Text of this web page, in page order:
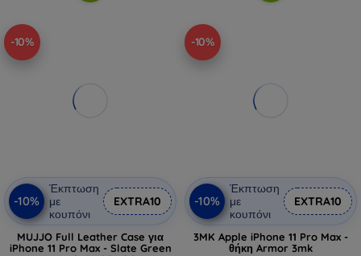
-10%
-10%
Έκπτωση
με
κουπόνι
EXTRA10
MUJJO Full Leather Case για
iPhone 11 Pro Max - Slate Green
-10%
-10%
Έκπτωση
με
κουπόνι
EXTRA10
3MK Apple iPhone 11 Pro Max -
θήκη Armor 3mk